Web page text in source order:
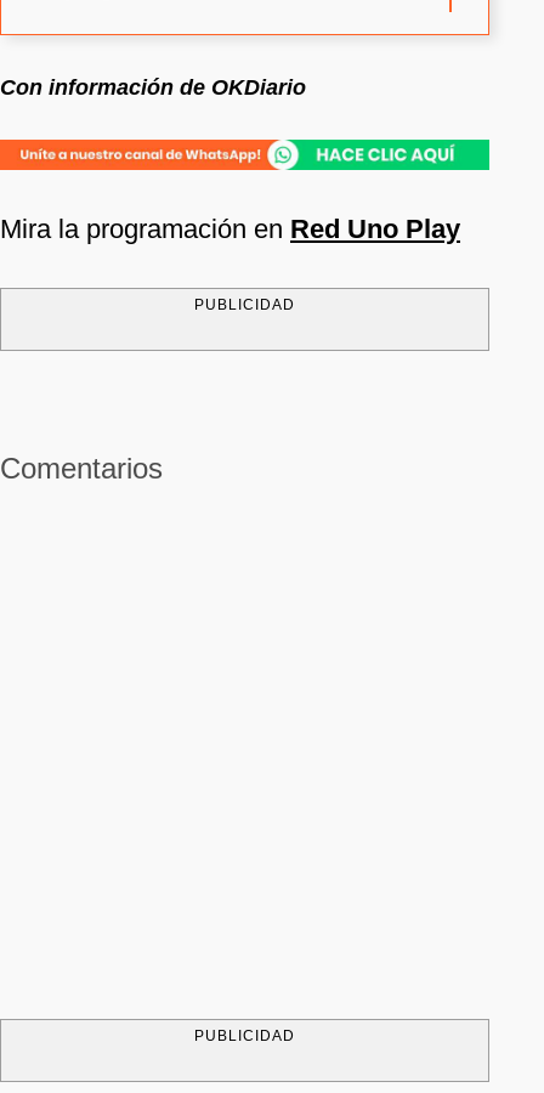
Con información de OKDiario
Mira la programación en Red Uno Play
PUBLICIDAD
Comentarios
PUBLICIDAD